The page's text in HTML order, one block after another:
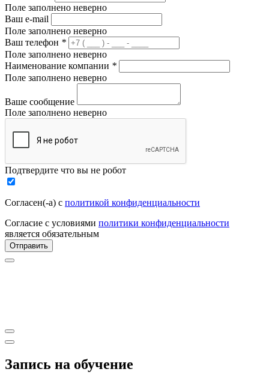
Поле заполнено неверно
Ваш e-mail
Поле заполнено неверно
Ваш телефон *
Поле заполнено неверно
Наименование компании *
Поле заполнено неверно
Ваше сообщение
Поле заполнено неверно
Подтвердите что вы не робот
Согласен(-а) с политикой конфиденциальности
Согласие с условиями политики конфиденциальности
является обязательным
Отправить
Запись на обучение